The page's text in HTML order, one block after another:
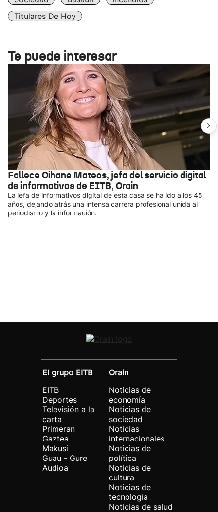
Titulares De Hoy
Te puede interesar
Fallece Oihane Mateos, jefa del servicio digital
de informativos de EITB, Orain
La jefa de informativos digital de esta casa se ha ido a los 45
años, dejando atrás una intensa carrera profesional unida al
periodismo y la información.
El grupo EITB
EITB
Deportes
Televisión a la
carta
Primeran
Gaztea
Makusi
Guau - Gure
Audioa
Orain
Noticias de
economía
Noticias de
sociedad
Noticias
internacionales
Noticias de
política
Noticias de
cultura
Noticias de
tecnología
Noticias de salud